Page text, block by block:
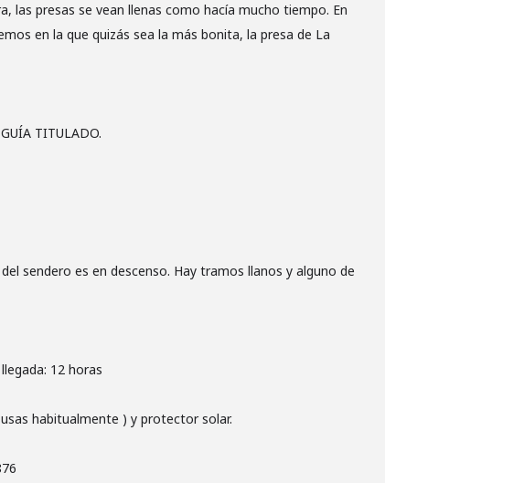
las presas se vean llenas como hacía mucho tiempo. En
en la que quizás sea la más bonita, la presa de La
TITULADO.
sendero es en descenso. Hay tramos llanos y alguno de
12 horas
habitualmente ) y protector solar.